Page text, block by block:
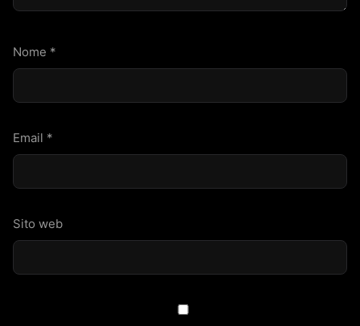
Nome *
Email *
Sito web